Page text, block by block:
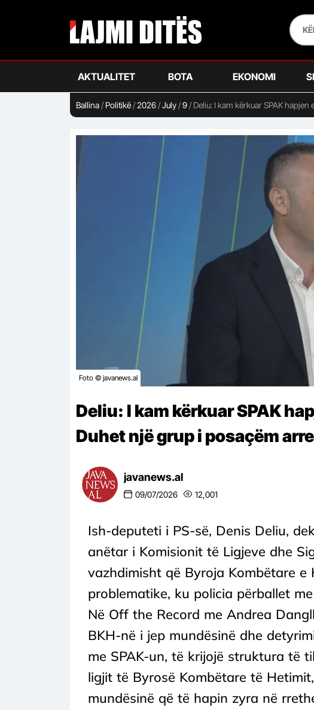
AKTUALITET BOTA EKONOMI
Ballina/ Politikë/2026/July/9/ Deliu: I kam kërkuar SPAK
Foto © javanews.al
Deliu: I kam kërkuar SPAK
Duhet një grup i posaçëm
javanews.al
09/07/2026 12,001
Ish-deputeti i PS-së, Denis Deliu,
anëtar i Komisionit të Ligjeve dhe
vazhdimisht që Byroja Kombëtare
problematike, ku policia përballet
Në Off the Record me Andrea
BKH-në i jep mundësinë dhe
me SPAK-un, të krijojë struktura të
ligjit të Byrosë Kombëtare të
mundësinë që të hapin zyra në